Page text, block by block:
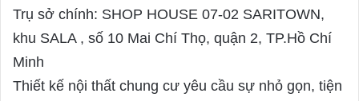
y
s
Trụ sở chính: SHOP HOUSE 07-02 SARITOWN,
khu SALA , số 10 Mai Chí Thọ, quận 2, TP.Hồ Chí
Minh
Thiết kế nội thất chung cư yêu cầu sự nhỏ gọn, tiện